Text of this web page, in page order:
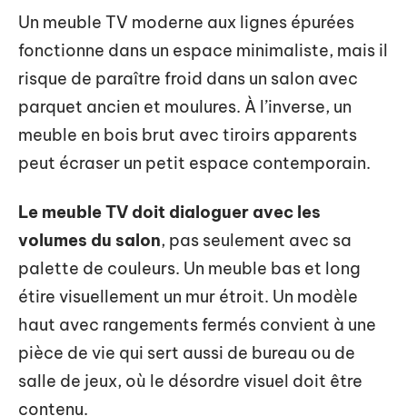
Un meuble TV moderne aux lignes épurées
fonctionne dans un espace minimaliste, mais il
risque de paraître froid dans un salon avec
parquet ancien et moulures. À l’inverse, un
meuble en bois brut avec tiroirs apparents
peut écraser un petit espace contemporain.
Le meuble TV doit dialoguer avec les
volumes du salon, pas seulement avec sa
palette de couleurs. Un meuble bas et long
étire visuellement un mur étroit. Un modèle
haut avec rangements fermés convient à une
pièce de vie qui sert aussi de bureau ou de
salle de jeux, où le désordre visuel doit être
contenu.